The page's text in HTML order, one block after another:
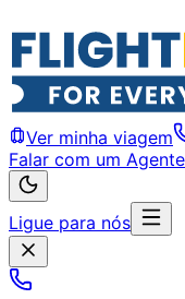
Ver minha viagem
Falar com um Agente
Ligue para nós